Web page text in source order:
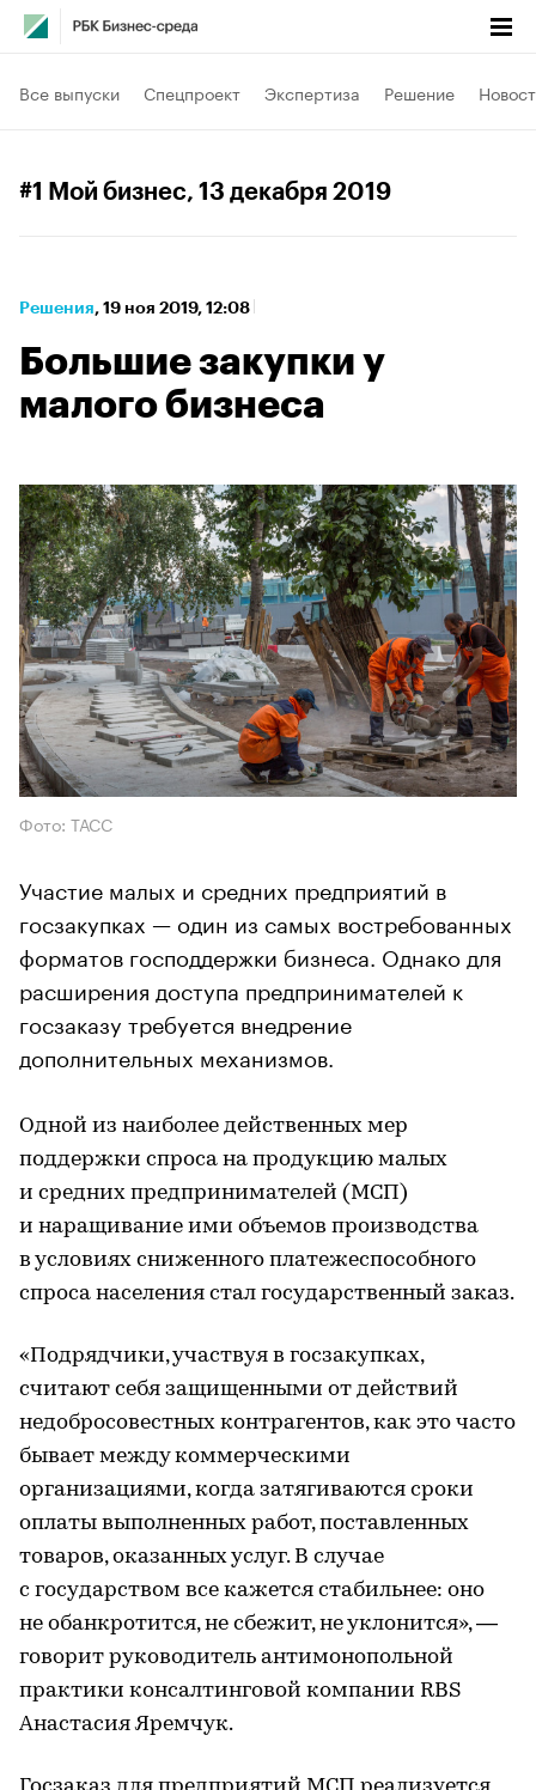
Все выпуски Спецпроект Экспертиза Решение
#1 Мой бизнес, 13 декабря 2019
Решения⁠, 19 ноя 2019, 12:08
Большие закупки у
малого бизнеса
Фото: ТАСС
Участие малых и средних предприятий в
госзакупках — один из самых востребованных
форматов господдержки бизнеса. Однако для
расширения доступа предпринимателей к
госзаказу требуется внедрение
дополнительных механизмов.
Одной из наиболее действенных мер
поддержки спроса на продукцию малых
и средних предпринимателей (МСП)
и наращивание ими объемов производства
в условиях сниженного платежеспособного
спроса населения стал государственный заказ.
«Подрядчики, участвуя в госзакупках,
считают себя защищенными от действий
недобросовестных контрагентов, как это часто
бывает между коммерческими
организациями, когда затягиваются сроки
оплаты выполненных работ, поставленных
товаров, оказанных услуг. В случае
с государством все кажется стабильнее: оно
не обанкротится, не сбежит, не уклонится», —
говорит руководитель антимонопольной
практики консалтинговой компании RBS
Анастасия Яремчук.